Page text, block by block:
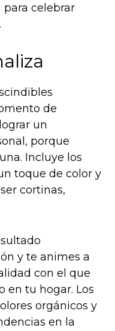
para celebrar
de
un
porque
Incluye los
toque de color y
cortinas,
y te animes a
con el que
en tu hogar. Los
orgánicos y
en la